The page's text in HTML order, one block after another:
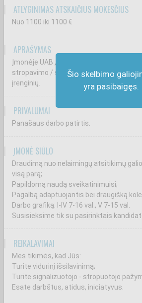
Šio skelbimo
yra pasibaigęs.
ATLYGINIMAS ATSKAIČIUS MOKESČIUS
Nuo 1100 iki 1100 €
APRAŠYMAS
Įmonėje UAB „Vakarų krova" Jūs būsite
stropavimo / signalizavimo darbus prie
įrenginių.
PRIVALUMAI
Panašaus darbo patirtis.
ĮMONĖ SIŪLO
Draudimą nuo nelaimingų atsitikimų
visą parą;
Papildomą naudą sveikatinimuisi;
Pagalbą adaptuojantis bei draugišką
Darbo grafiką: I-IV 7-16 val., V 7-15 val.
Susisieksime tik su pasirinktais
REIKALAVIMAI
Mes tikimės, kad Jūs:
Turite vidurinį išsilavinimą;
Turite signalizuotojo - stropuotojo
Esate darbštus, atidus, iniciatyvus.